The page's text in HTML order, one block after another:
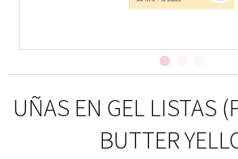
UÑAS EN GEL LISTAS
BUTTER